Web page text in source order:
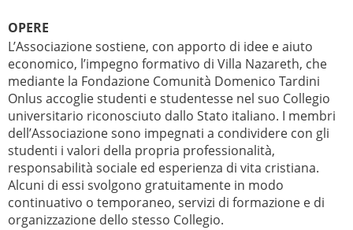
OPERE
L’Associazione sostiene, con apporto di idee e aiuto
economico, l’impegno formativo di Villa Nazareth, che
mediante la Fondazione Comunità Domenico Tardini
Onlus accoglie studenti e studentesse nel suo Collegio
universitario riconosciuto dallo Stato italiano. I membri
dell’Associazione sono impegnati a condividere con gli
studenti i valori della propria professionalità,
responsabilità sociale ed esperienza di vita cristiana.
Alcuni di essi svolgono gratuitamente in modo
continuativo o temporaneo, servizi di formazione e di
organizzazione dello stesso Collegio.